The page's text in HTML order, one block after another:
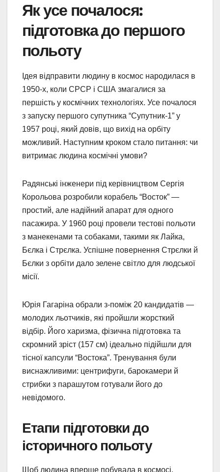
Як усе почалося:
підготовка до першого
польоту
Ідея відправити людину в космос народилася в
1950-х, коли СРСР і США змагалися за
першість у космічних технологіях. Усе почалося
з запуску першого супутника “Супутник-1” у
1957 році, який довів, що вихід на орбіту
можливий. Наступним кроком стало питання: чи
витримає людина космічні умови?
Радянські інженери під керівництвом Сергія
Корольова розробили корабель “Восток” —
простий, але надійний апарат для одного
пасажира. У 1960 році провели тестові польоти
з манекенами та собаками, такими як Лайка,
Бєлка і Стрєлка. Успішне повернення Стрєлки й
Бєлки з орбіти дало зелене світло для людської
місії.
Юрія Гагаріна обрали з-поміж 20 кандидатів —
молодих льотчиків, які пройшли жорсткий
відбір. Його харизма, фізична підготовка та
скромний зріст (157 см) ідеально підійшли для
тісної капсули “Востока”. Тренування були
виснажливими: центрифуги, барокамери й
стрибки з парашутом готували його до
невідомого.
Етапи підготовки до
історичного польоту
Щоб людина вперше побувала в космосі,